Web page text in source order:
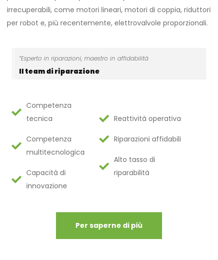
irrecuperabili, come motori lineari, motori di coppia, riduttori
per robot e, più recentemente, elettrovalvole proporzionali.
“Esperto in riparazioni, maestro in affidabilità
Il team di riparazione
Competenza
tecnica
Competenza
multitecnologica
Capacità di
innovazione
Reattività operativa
Riparazioni affidabili
Alto tasso di
riparabilità
Per saperne di più